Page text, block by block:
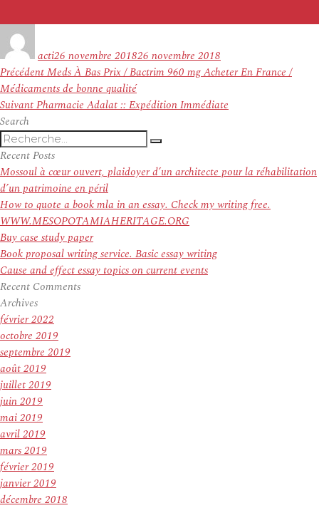
actile
26 novembre 201826 novembre 2018
Navigation
de
l’article
PrécédentArticle
précédent :
Meds À Bas Prix / Bactrim 960 mg Acheter En France /
Médicaments de bonne qualité
SuivantArticle
Pharmacie Adalat :: Expédition Immédiate
Search
Recherche
pour
:
Recherche
Recent Posts
Mossoul à cœur ouvert, plaidoyer d’un architecte pour la réhabilitation
d’un patrimoine en péril
How to quote a book mla in an essay. Check my writing free.
WWW.MESOPOTAMIAHERITAGE.ORG
Buy case study paper
Book proposal writing service. Basic essay writing
Cause and effect essay topics on current events
Recent Comments
Archives
février 2022
octobre 2019
septembre 2019
août 2019
juillet 2019
juin 2019
mai 2019
avril 2019
mars 2019
février 2019
janvier 2019
décembre 2018